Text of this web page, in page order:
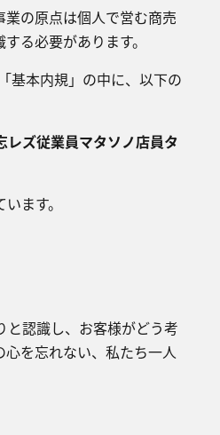
の原点は個人で営む商売
る必要があります。​
基本内規」の中に、以下の
ズ従業員マタソノ店員タ
ます。
認識し、お客様がどう考
を忘れない、私たち一人